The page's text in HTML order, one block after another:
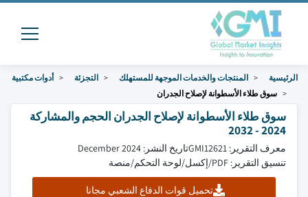
الرئيسية المنتجات والخدمات الموجهة للمستهلك التجزئة
أدوات مكتبية
سوق طلاء الأسطوانة لإصلاح الجدران
سوق طلاء الأسطوانة لإصلاح الجدران الحجم والمشاركة
2024 - 2032
معرف التقرير: GMI12621
تاريخ النشر: December 2024
تنسيق التقرير: PDF/إكسل/لوحة التحكم/منصة
تحميل قوات الدفاع الشعبي مجانا